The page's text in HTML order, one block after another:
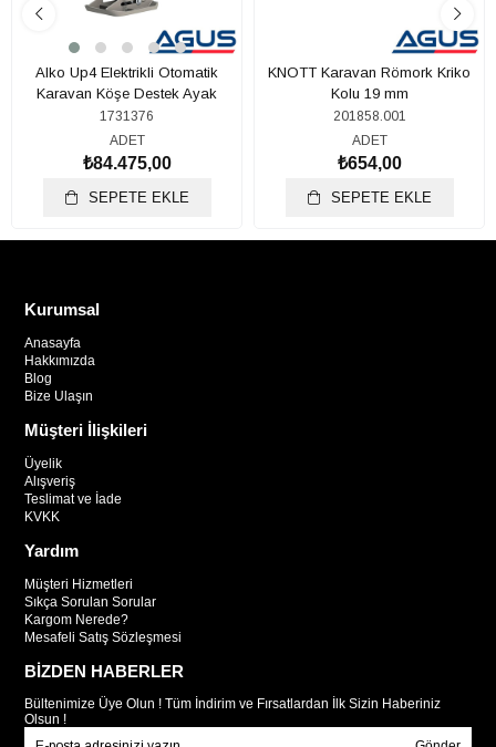
Alko Up4 Elektrikli Otomatik
Karavan Köşe Destek Ayak
1731376
ADET
₺84.475,00
SEPETE EKLE
KNOTT Karavan Römork Kriko
Kolu 19 mm
201858.001
ADET
₺654,00
SEPETE EKLE
Kurumsal
Anasayfa
Hakkımızda
Blog
Bize Ulaşın
Müşteri İlişkileri
Üyelik
Alışveriş
Teslimat ve İade
KVKK
Yardım
Müşteri Hizmetleri
Sıkça Sorulan Sorular
Kargom Nerede?
Mesafeli Satış Sözleşmesi
BİZDEN HABERLER
Bültenimize Üye Olun ! Tüm İndirim ve Fırsatlardan İlk Sizin Haberiniz
Olsun !